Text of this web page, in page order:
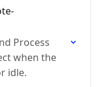
Process
when the
idle.